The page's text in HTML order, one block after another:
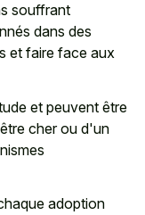
souffrant
dans des
et faire face aux
et peuvent être
cher ou d'un
adoption